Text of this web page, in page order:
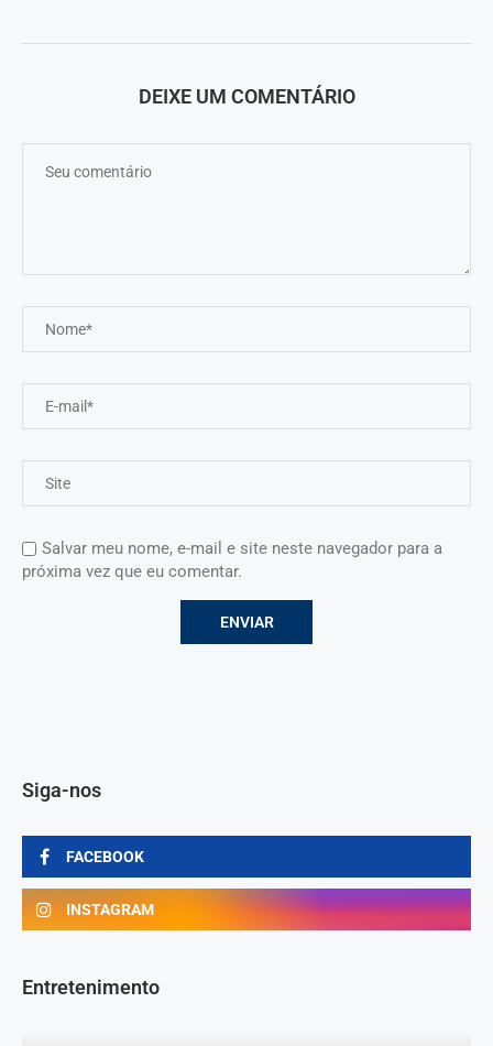
DEIXE UM COMENTÁRIO
Salvar meu nome, e-mail e site neste navegador para a
próxima vez que eu comentar.
Siga-nos
FACEBOOK
INSTAGRAM
Entretenimento